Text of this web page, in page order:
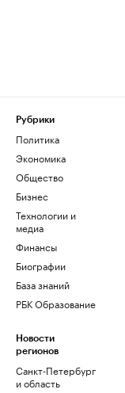
Рубрики
Политика
Экономика
Общество
Бизнес
Технологии и
медиа
Финансы
Биографии
База знаний
РБК Образование
Новости
регионов
Санкт-Петербург
и область